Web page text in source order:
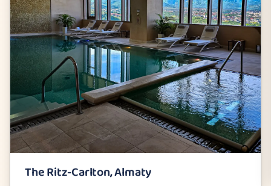
The Ritz-Carlton, Almaty